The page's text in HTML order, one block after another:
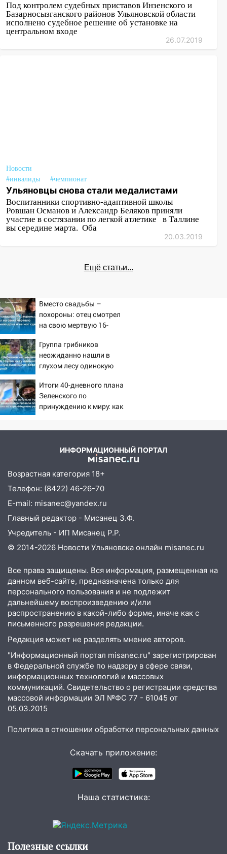
Под контролем судебных приставов Инзенского и
Базарносызганского районов Ульяновской области
исполнено судебное решение об установке на
центральном входе
26.07.2019
Новости
#инвалиды
#чемпионат
Ульяновцы снова стали медалистами
Воспитанники спортивно-адаптивной школы
Ровшан Османов и Александр Беляков приняли
участие в состязании по легкой атлетике в Таллине
вы середине марта. Оба
20.03.2019
Ещё статьи...
Вместо свадьбы –
похороны: отец смотрел
на свою мертвую 16-
сдержать слезы
Группа грибников
неожиданно нашли в
глухом лесу одинокую
девочку с игрушкой
Итоги 40-дневного плана
Зеленского по
принуждению к миру: как
ИНФОРМАЦИОННЫЙ ПОРТАЛ
Возрастная категория 18+
Телефон: (8422) 46-26-70
E-mail: misanec@yandex.ru
Главный редактор - Мисанец З.Ф.
Учредитель - ИП Мисанец Р.Р.
© 2014-2026 Новости Ульяновска онлайн misanec.ru
Все права защищены. Вся информация, размещенная на
данном веб-сайте, предназначена только для
персонального пользования и не подлежит
дальнейшему воспроизведению и/или
распространению в какой-либо форме, иначе как с
письменного разрешения редакции.
Редакция может не разделять мнение авторов.
"Информационный портал misanec.ru" зарегистрирован
в Федеральной службе по надзору в сфере связи,
информационных технологий и массовых
коммуникаций. Свидетельство о регистрации средства
массовой информации ЭЛ №ФС 77 - 61045 от
05.03.2015
Политика в отношении обработки персональных данных
Скачать приложение:
Наша статистика:
Полезные ссылки